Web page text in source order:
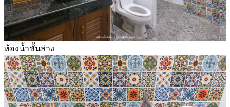
ห้องน้ำชั้นล่าง